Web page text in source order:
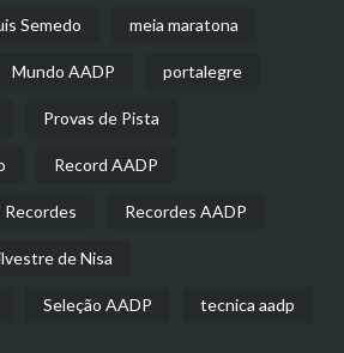
Semedo meia maratona
Mundo AADP portalegre
Provas de Pista
Record AADP
Recordes Recordes AADP
de Nisa
Seleção AADP tecnica aadp